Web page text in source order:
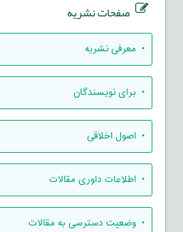
صفحات نشریه
• معرفی نشریه
• برای نویسندگان
• اصول اخلاقی
• اطلاعات داوری مقالات
• وضعیت دسترسی به مقالات